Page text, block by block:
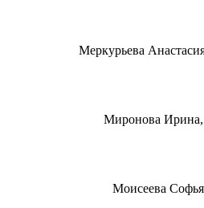
Меркурьева
Миронова Ирина,
Моисеева